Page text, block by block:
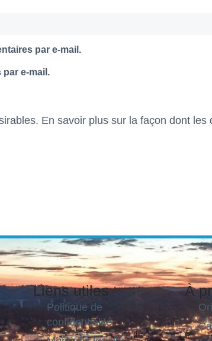
par e-mail.
par e-mail.
En savoir plus sur la façon dont les
Liens utiles
Politique de
confidentialité
À